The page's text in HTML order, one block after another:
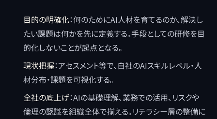
目的の明確化：何のためにAI人材を育てるのか、解決し
たい課題は何かを先に定義する。手段としての研修を目
的化しないことが起点となる。
現状把握：アセスメント等で、自社のAIスキルレベル・人
材分布・課題を可視化する。
全社の底上げ：AIの基礎理解、業務での活用、リスクや
倫理の認識を組織全体で揃える。リテラシー層の整備に